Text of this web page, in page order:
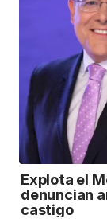
Explota el
denuncian
castigo